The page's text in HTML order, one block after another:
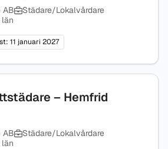
AB
Städare/Lokalvårdare
11 januari 2027
– Hemfrid
AB
Städare/Lokalvårdare